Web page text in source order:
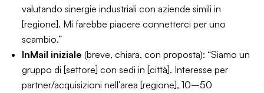
valutando sinergie industriali con aziende simili in
[regione]. Mi farebbe piacere connetterci per uno
scambio.”
InMail iniziale (breve, chiara, con proposta): “Siamo un
gruppo di [settore] con sedi in [città]. Interesse per
partner/acquisizioni nell’area [regione], 10–50